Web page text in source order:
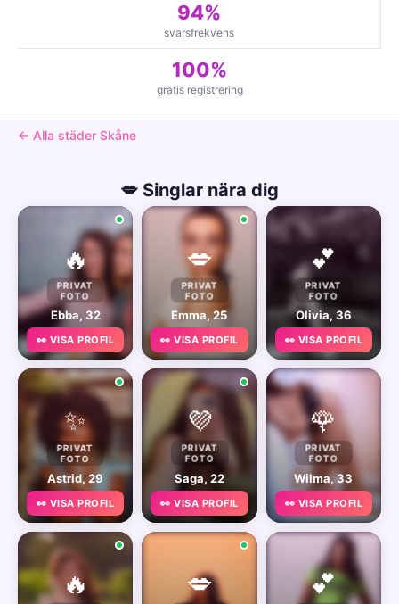
94%
svarsfrekvens
100%
gratis registrering
← Alla städer Skåne
💋 Singlar nära dig
🔥
PRIVAT
FOTO
Ebba, 32
👀 VISA PROFIL
💋
PRIVAT
FOTO
Emma, 25
👀 VISA PROFIL
💕
PRIVAT
FOTO
Olivia, 36
👀 VISA PROFIL
✨
PRIVAT
FOTO
Astrid, 29
👀 VISA PROFIL
💜
PRIVAT
FOTO
Saga, 22
👀 VISA PROFIL
🌹
PRIVAT
FOTO
Wilma, 33
👀 VISA PROFIL
🔥 💋 💕